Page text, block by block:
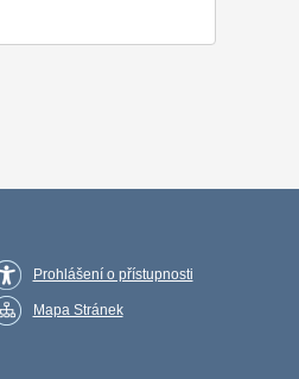
Prohlášení o přístupnosti
Mapa Stránek